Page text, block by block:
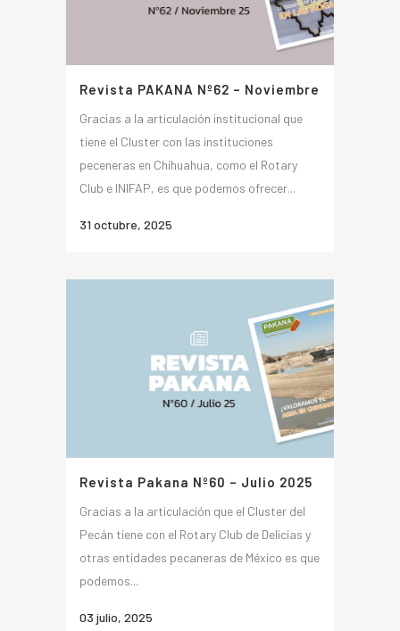
Revista PAKANA Nº62 – Noviembre
Gracias a la articulación institucional que
tiene el Cluster con las instituciones
peceneras en Chihuahua, como el Rotary
Club e INIFAP, es que podemos ofrecer...
31 octubre, 2025
Revista Pakana Nº60 – Julio 2025
Gracias a la articulación que el Cluster del
Pecán tiene con el Rotary Club de Delicias y
otras entidades pecaneras de México es que
podemos...
03 julio, 2025